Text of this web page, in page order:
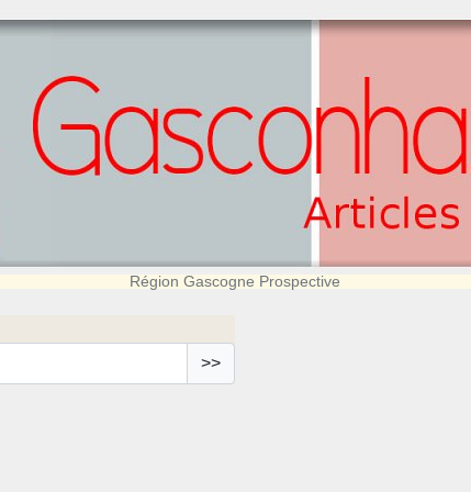
Région Gascogne Prospective
>>